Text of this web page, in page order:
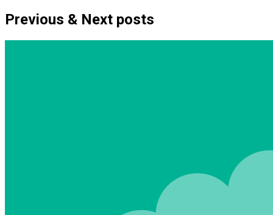
Previous & Next posts